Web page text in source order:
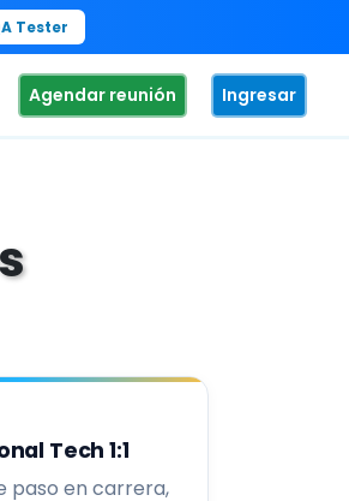
Tester
Agendar reunión Ingresar
Tech 1:1
paso en carrera,